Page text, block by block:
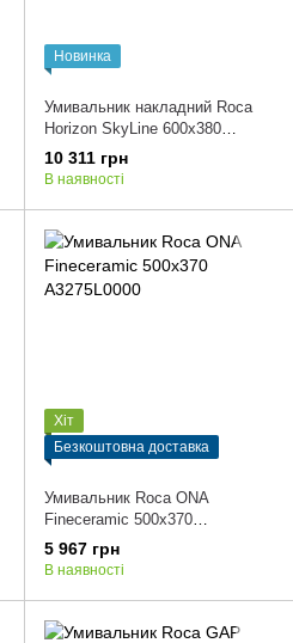
Новинка
Умивальник накладний Roca
Horizon SkyLine 600x380
A32727500B
10 311 грн
В наявності
Хіт
Безкоштовна доставка
Умивальник Roca ONA
Fineceramic 500x370
A3275L0000
5 967 грн
В наявності